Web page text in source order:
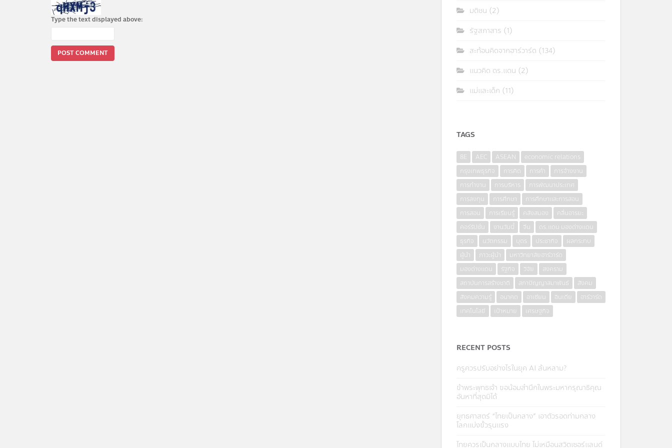
Type the text displayed above:
มติชน (2)
รัฐสภาสาร (1)
สะท้อนคิดจากฮาร์วาร์ด (134)
แนวคิด ดร.แดน (2)
แม่และเด็ก (11)
TAGS
8E AEC ASEAN
economic relations
กรุงเทพธุรกิจ
การคิด การค้า
การจ้างงาน
การทำงาน
การบริหาร
การพัฒนาประเทศ
การลงทุน
การศึกษา
การศึกษาและการสอน
การสอน
การเรียนรู้ คลังสมอง
คลื่นอารยะ
คอร์รัปชั่น
งานวันนี้ จีน
ดร.แดน มองต่างแดน
ธุรกิจ
นวัตกรรม บุตร ประชากิจ
ผลกระทบ
ผู้นำ
ภาวะผู้นำ
มหาวิทยาลัยฮาร์วาร์ด
มองต่างแดน
รัฐกิจ วิจัย
สงคราม
สถาบันการสร้างชาติ
สภาปัญญาสมาพันธ์
สังคม
สังคมความรู้
อนาคต อาเซียน อินเดีย
ฮาร์วาร์ด
เทคโนโลยี
เป้าหมาย เศรษฐกิจ
RECENT POSTS
ครูควรปรับอย่างไรในยุค AI ล้นหลาม?
ข้าพระพุทธเจ้า ขอน้อมสำนึกในพระมหากรุณาธิคุณ
อันหาที่สุดมิได้
ยุทธศาสตร์ “ไทยเป็นกลาง” เอาตัวรอดท่ามกลาง
โลกแบ่งขั้วรุนแรง
ไทยควรเป็นกลางแบบไทย ไม่เหมือนสวิตเซอร์แลนด์